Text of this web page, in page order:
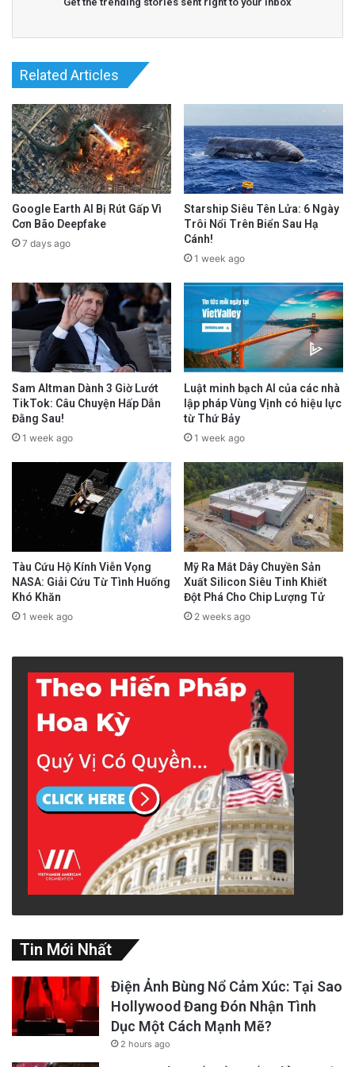
Related Articles
Google Earth AI Bị Rút Gấp Vì
Cơn Bão Deepfake
7 days ago
Starship Siêu Tên Lửa: 6 Ngày
Trôi Nổi Trên Biển Sau Hạ
Cánh!
1 week ago
Sam Altman Dành 3 Giờ Lướt
TikTok: Câu Chuyện Hấp Dẫn
Đằng Sau!
1 week ago
Luật minh bạch AI của các nhà
lập pháp Vùng Vịnh có hiệu lực
từ Thứ Bảy
1 week ago
Tàu Cứu Hộ Kính Viễn Vọng
NASA: Giải Cứu Từ Tình Huống
Khó Khăn
1 week ago
Mỹ Ra Mắt Dây Chuyền Sản
Xuất Silicon Siêu Tinh Khiết
Đột Phá Cho Chip Lượng Tử
2 weeks ago
Tin Mới Nhất
Điện Ảnh Bùng Nổ Cảm Xúc: Tại Sao
Hollywood Đang Đón Nhận Tình
Dục Một Cách Mạnh Mẽ?
2 hours ago